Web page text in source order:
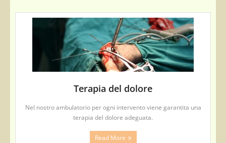
Terapia del dolore
Nel nostro ambulatorio per ogni intervento viene garantita una
terapia del dolore adeguata.
Read More